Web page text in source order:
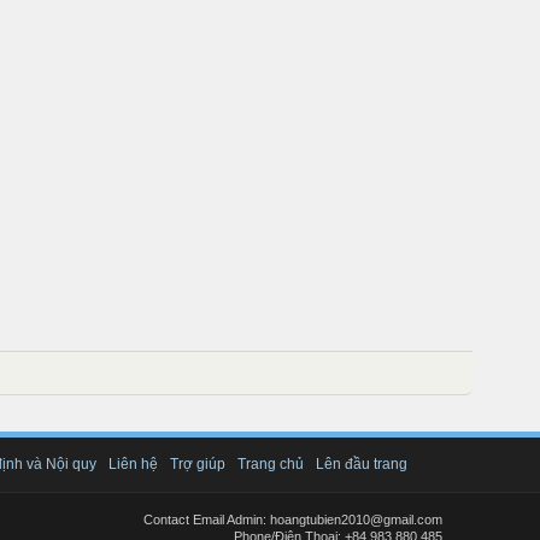
và Nội quy Liên hệ Trợ giúp Trang chủ Lên đầu trang
Contact Email Admin: hoangtubien2010@gmail.com
Phone/Điện Thoại: +84.983.880.485